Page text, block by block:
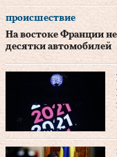
происшествие
На востоке Франции
десятки автомобилей